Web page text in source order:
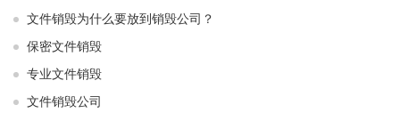
文件销毁为什么要放到销毁公司？
保密文件销毁
专业文件销毁
文件销毁公司